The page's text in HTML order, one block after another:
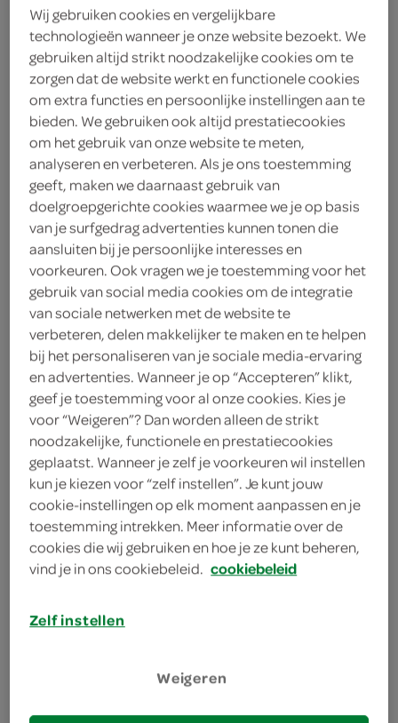
Melkan plakken
plantaardige gouda
Melkan
1.
99
200 Gram
Let op: aanbiedingen zijn niet zichtbaar bij de
producten, maar worden wél automatisch
verwerkt in de winkelmand.
omschrijving
basis van kokosolie.
Wij gebruiken cookies en vergelijkbare
technologieën wanneer je onze website bezoekt. We
gebruiken altijd strikt noodzakelijke cookies om te
zorgen dat de website werkt en functionele cookies
om extra functies en persoonlijke instellingen aan te
bieden. We gebruiken ook altijd prestatiecookies
om het gebruik van onze website te meten,
analyseren en verbeteren. Als je ons toestemming
geeft, maken we daarnaast gebruik van
doelgroepgerichte cookies waarmee we je op basis
van je surfgedrag advertenties kunnen tonen die
aansluiten bij je persoonlijke interesses en
voorkeuren. Ook vragen we je toestemming voor het
gebruik van social media cookies om de integratie
van sociale netwerken met de website te
verbeteren, delen makkelijker te maken en te helpen
bij het personaliseren van je sociale media-ervaring
en advertenties. Wanneer je op “Accepteren” klikt,
geef je toestemming voor al onze cookies. Kies je
voor “Weigeren”? Dan worden alleen de strikt
noodzakelijke, functionele en prestatiecookies
geplaatst. Wanneer je zelf je voorkeuren wil instellen
kun je kiezen voor “zelf instellen”. Je kunt jouw
cookie-instellingen op elk moment aanpassen en je
toestemming intrekken. Meer informatie over de
cookies die wij gebruiken en hoe je ze kunt beheren,
vind je in ons cookiebeleid. cookiebeleid
Zelf instellen
Weigeren